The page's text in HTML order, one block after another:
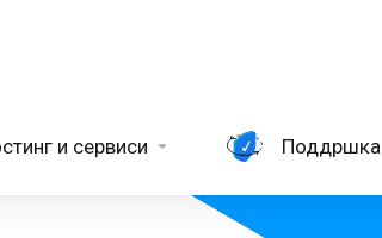
и сервиси Поддршка